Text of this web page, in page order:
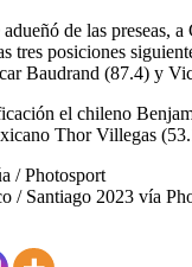
de las preseas, a
tres posiciones
Baudrand (87.4) y
el chileno
Thor Villegas
/ Photosport
/ Santiago 2023 vía